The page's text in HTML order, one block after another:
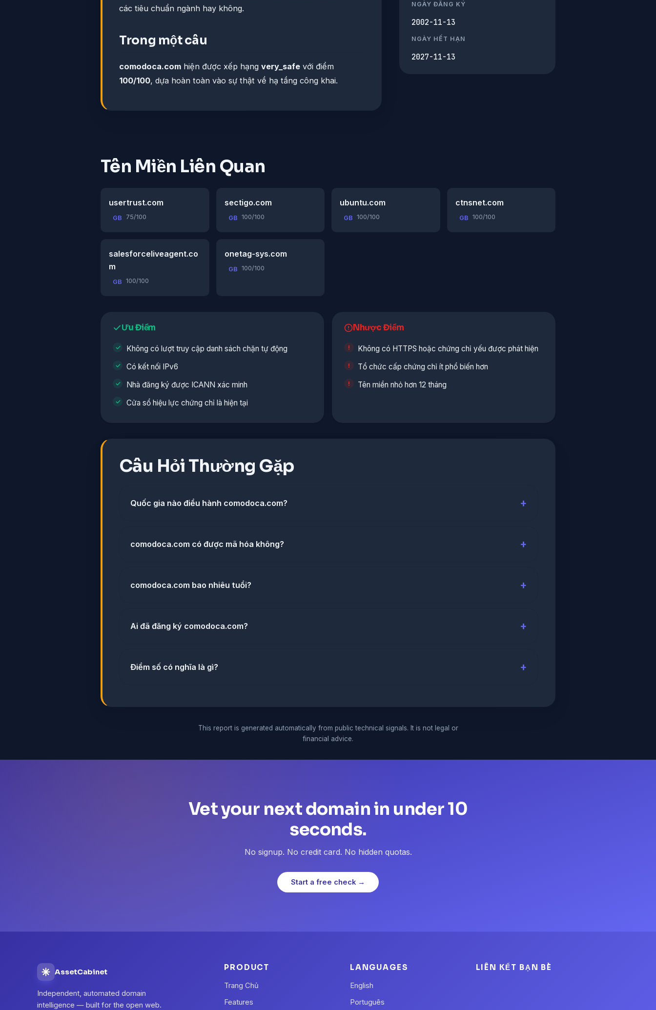
các tiêu chuẩn ngành hay không.
Trong một câu
comodoca.com hiện được xếp hạng very_safe với điểm
100/100, dựa hoàn toàn vào sự thật về hạ tầng công khai.
NGÀY ĐĂNG KÝ
2002-11-13
NGÀY HẾT HẠN
2027-11-13
Tên Miền Liên Quan
usertrust.com
GB 75/100
sectigo.com
GB 100/100
ubuntu.com
GB 100/100
ctnsnet.com
GB 100/100
salesforceliveagent.co
m
GB 100/100
onetag-sys.com
GB 100/100
Ưu Điểm
Không có lượt truy cập danh sách chặn tự động
Có kết nối IPv6
Nhà đăng ký được ICANN xác minh
Cửa sổ hiệu lực chứng chỉ là hiện tại
Nhược Điểm
Không có HTTPS hoặc chứng chỉ yếu được phát hiện
Tổ chức cấp chứng chỉ ít phổ biến hơn
Tên miền nhỏ hơn 12 tháng
Câu Hỏi Thường Gặp
Quốc gia nào điều hành comodoca.com?
comodoca.com có được mã hóa không?
comodoca.com bao nhiêu tuổi?
Ai đã đăng ký comodoca.com?
Điểm số có nghĩa là gì?
This report is generated automatically from public technical signals. It is not legal or
financial advice.
Vet your next domain in under 10
seconds.
No signup. No credit card. No hidden quotas.
Start a free check →
AssetCabinet
Independent, automated domain
intelligence — built for the open web.
PRODUCT
Trang Chủ
Features
LANGUAGES
English
Português
LIÊN KẾT BẠN BÈ